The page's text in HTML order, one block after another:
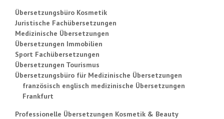
Übersetzungsbüro Kosmetik
Juristische Fachübersetzungen
Medizinische Übersetzungen
Übersetzungen Immobilien
Sport Fachübersetzungen
Übersetzungen Tourismus
Übersetzungsbüro für Medizinische Übersetzungen
französisch englisch medizinische Übersetzungen
Frankfurt
Professionelle Übersetzungen Kosmetik & Beauty